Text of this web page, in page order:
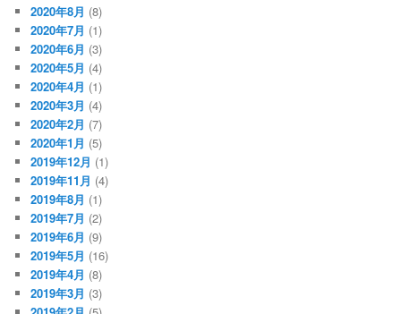
2020年8月 (8)
2020年7月 (1)
2020年6月 (3)
2020年5月 (4)
2020年4月 (1)
2020年3月 (4)
2020年2月 (7)
2020年1月 (5)
2019年12月 (1)
2019年11月 (4)
2019年8月 (1)
2019年7月 (2)
2019年6月 (9)
2019年5月 (16)
2019年4月 (8)
2019年3月 (3)